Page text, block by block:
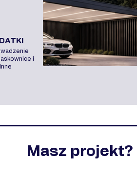
i
inne
Masz projekt?